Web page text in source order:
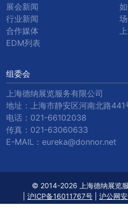
展会新闻
行业新闻
合作媒体
EDM列表
组委会
上海德纳展览服务有限公司
地址：上海市静安区河南北路441
电话： 021-66102038
传真： 021-63060633
E-MAIL： eureka@donnor.net
© 2014-2026 上海德纳展览
沪ICP备16011767号 沪公网